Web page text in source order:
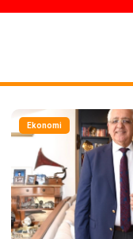
Ekonomi